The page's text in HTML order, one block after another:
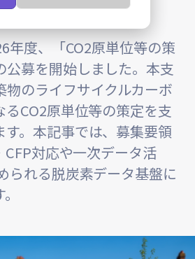
年度、「CO2原単位等の策
公募を開始しました。本支
物のライフサイクルカーボ
るCO2原単位等の策定を支
す。本記事では、募集要領
CFP対応や一次データ活
られる脱炭素データ基盤に